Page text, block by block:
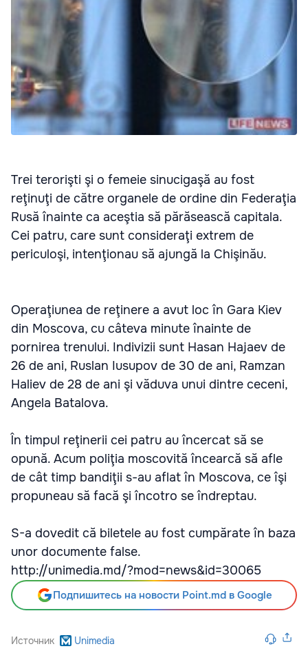
Trei terorişti şi o femeie sinucigaşă au fost
reţinuţi de către organele de ordine din Federaţia
Rusă înainte ca aceştia să părăsească capitala.
Cei patru, care sunt consideraţi extrem de
periculoşi, intenţionau să ajungă la Chişinău.
Operaţiunea de reţinere a avut loc în Gara Kiev
din Moscova, cu câteva minute înainte de
pornirea trenului. Indivizii sunt Hasan Hajaev de
26 de ani, Ruslan Iusupov de 30 de ani, Ramzan
Haliev de 28 de ani şi văduva unui dintre ceceni,
Angela Batalova.
În timpul reţinerii cei patru au încercat să se
opună. Acum poliţia moscovită încearcă să afle
de cât timp bandiţii s-au aflat în Moscova, ce îşi
propuneau să facă şi încotro se îndreptau.
S-a dovedit că biletele au fost cumpărate în baza
unor documente false.
http://unimedia.md/?mod=news&id=30065
Подпишитесь на новости Point.md в Google
Источник Unimedia